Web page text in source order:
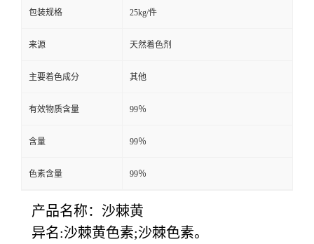
包装规格 25kg/件
来源 天然着色剂
主要着色成分 其他
有效物质含量 99％
含量 99％
色素含量 99％
产品名称：沙棘黄
异名:沙棘黄色素;沙棘色素。